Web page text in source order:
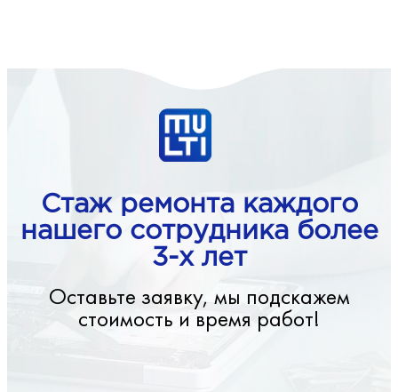
Стаж ремонта каждого
нашего сотрудника более
3-х лет
Оставьте заявку, мы подскажем
стоимость и время работ!